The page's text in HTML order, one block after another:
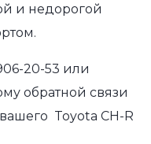
и недорогой
20-53 или
обратной связи
Toyota CH-R